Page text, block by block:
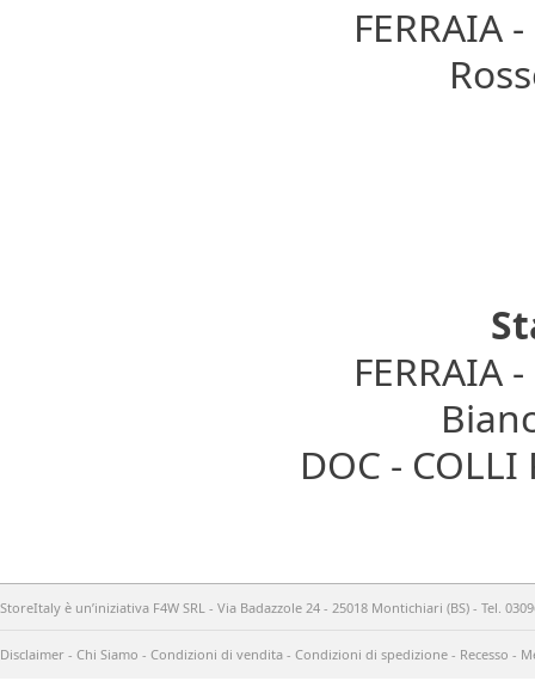
FERRAIA
FERRAIA
DOC -
StoreItaly è un’iniziativa F4W SRL - Via Badazzole 24 - 25018 Montichiari (BS) - Tel.
Disclaimer - Chi Siamo - Condizioni di vendita - Condizioni di spedizione - Recesso -